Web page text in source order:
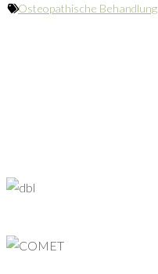
Osteopathische Behandlung